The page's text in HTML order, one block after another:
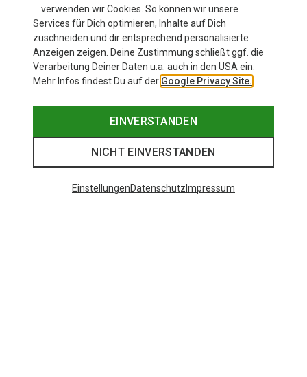
Logo Flex Cap
Marmot
Retro Trucker Cap
36,76 €
… verwenden wir Cookies. So können wir unsere
Services für Dich optimieren, Inhalte auf Dich
zuschneiden und dir entsprechend personalisierte
Anzeigen zeigen. Deine Zustimmung schließt ggf. die
Verarbeitung Deiner Daten u.a. auch in den USA ein.
Mehr Infos findest Du auf der Google Privacy Site.
EINVERSTANDEN
NICHT EINVERSTANDEN
EinstellungenDatenschutz Impressum